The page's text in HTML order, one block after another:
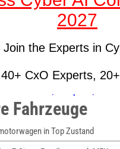
Fahrzeuge
in Top Zustand